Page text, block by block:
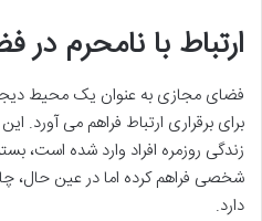
ارتباط با نامحرم
فضای مجازی به عنوان یک محیط
برای برقراری ارتباط فراهم می آورد.
زندگی روزمره افراد وارد شده است،
شخصی فراهم کرده اما در عین حال،
دارد.